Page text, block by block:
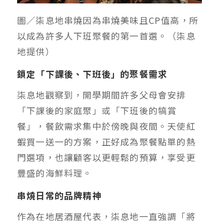
圖／柒息地串燒因為串燒美味且CP值高，所
以成為許多人下班聚餐的第一首選。（柒息
地提供）
鎖定「下課後、下班後」的聚餐需求
柒息地觀察到，開學期間許多父母會安排
「下課後的家庭聚」或「下班後的犒賞
餐」，餐飲需求集中於傍晚與夜間。天使紅
蝦買一送一的方案，正好成為聚餐點單的熱
門選項，也讓顧客以更輕鬆的預算，享受更
豐盛的海鮮料理。
串燒日常的品牌精神
作為在地居酒屋代表，柒息地一直強調「將